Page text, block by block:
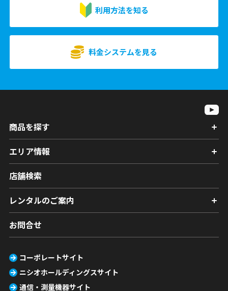
利用方法を知る
料金システムを見る
商品を探す
エリア情報
店舗検索
レンタルのご案内
お問合せ
コーポレートサイト
ニシオホールディングスサイト
通信・測量機器サイト